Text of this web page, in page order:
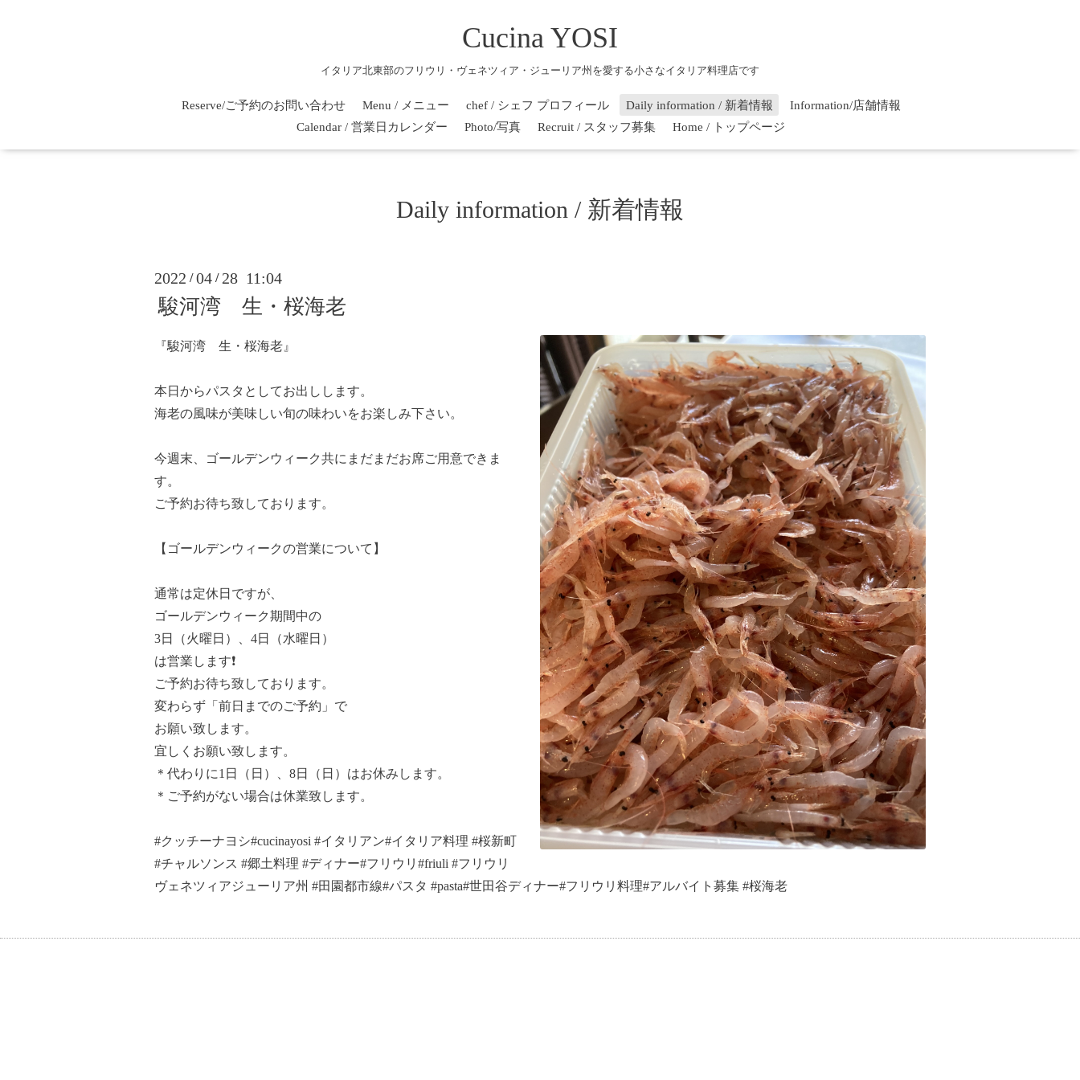
Cucina YOSI
イタリア北東部のフリウリ・ヴェネツィア・ジューリア州を愛する小さなイタリア料理店です
Reserve/ご予約のお問い合わせ Menu / メニュー chef / シェフ プロフィール Daily information / 新着情報
Information/店舗情報
Calendar / 営業日カレンダー
Photo/写真 Recruit / スタッフ募集 Home / トップページ
Daily information / 新着情報
2022 /04 / 28 11:04
駿河湾 生・桜海老
『駿河湾 生・桜海老』
本日からパスタとしてお出しします。
海老の風味が美味しい旬の味わいをお楽しみ下さい。
今週末、ゴールデンウィーク共にまだまだお席ご用意できま
す。
ご予約お待ち致しております。
【ゴールデンウィークの営業について】
通常は定休日ですが、
ゴールデンウィーク期間中の
3日（火曜日）、4日（水曜日）
は営業します❗️
ご予約お待ち致しております。
変わらず「前日までのご予約」で
お願い致します。
宜しくお願い致します。
＊代わりに1日（日）、8日（日）はお休みします。
＊ご予約がない場合は休業致します。
#クッチーナヨシ#cucinayosi #イタリアン#イタリア料理 #桜新町
#チャルソンス #郷土料理 #ディナー#フリウリ#friuli #フリウリ
ヴェネツィアジューリア州 #田園都市線#パスタ #pasta#世田谷ディナー#フリウリ料理#アルバイト募集 #桜海老